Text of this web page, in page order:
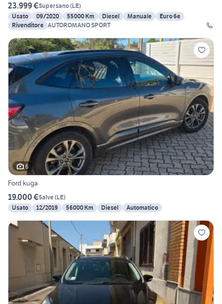
23.999 €Supersano(LE)
Usato
09/2020 55000 Km Diesel Manuale
Euro 6e
Rivenditore AUTOROMANO SPORT
6
Ford kuga
19.000 €Salve(LE)
Usato
12/2019 56000 Km Diesel Automatico